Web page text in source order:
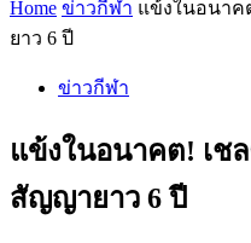
Home ข่าวกีฬา แข้งในอนาค
ยาว 6 ปี
ข่าวกีฬา
แข้งในอนาคต! เช
สัญญายาว 6 ปี